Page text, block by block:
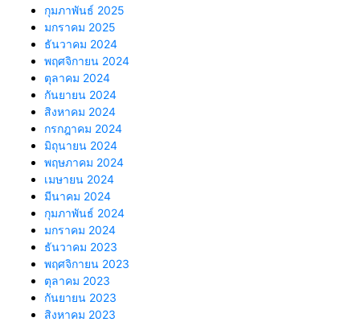
กุมภาพันธ์ 2025
มกราคม 2025
ธันวาคม 2024
พฤศจิกายน 2024
ตุลาคม 2024
กันยายน 2024
สิงหาคม 2024
กรกฎาคม 2024
มิถุนายน 2024
พฤษภาคม 2024
เมษายน 2024
มีนาคม 2024
กุมภาพันธ์ 2024
มกราคม 2024
ธันวาคม 2023
พฤศจิกายน 2023
ตุลาคม 2023
กันยายน 2023
สิงหาคม 2023